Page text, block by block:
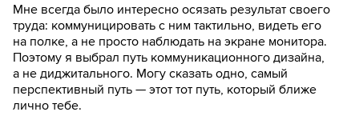
Мне всегда было интересно осязать результат своего
труда: коммуницировать с ним тактильно, видеть его
на полке, а не просто наблюдать на экране монитора.
Поэтому я выбрал путь коммуникационного дизайна,
а не диджитального. Могу сказать одно, самый
перспективный путь — этот тот путь, который ближе
лично тебе.